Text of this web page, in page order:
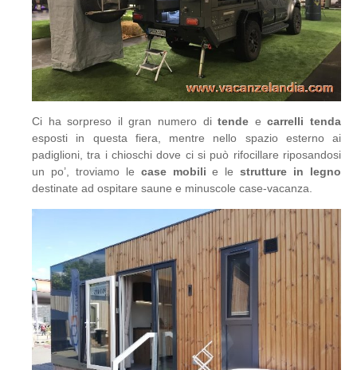
Ci ha sorpreso il gran numero ditende ecarrelli tenda
esposti in questa fiera, mentre nello spazio esterno ai
padiglioni, tra i chioschi dove ci si può rifocillare riposandosi
un po’, troviamo le case mobili e lestrutture in legno
destinate ad ospitare saune e minuscole case-vacanza.